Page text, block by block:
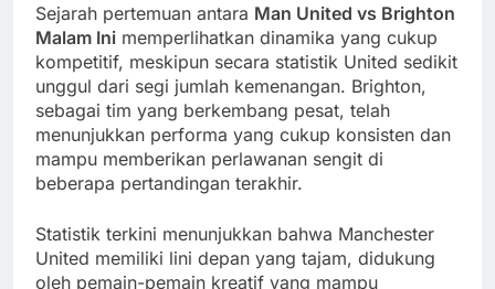
Sejarah pertemuan antara Man United vs Brighton
Malam Ini memperlihatkan dinamika yang cukup
kompetitif, meskipun secara statistik United sedikit
unggul dari segi jumlah kemenangan. Brighton,
sebagai tim yang berkembang pesat, telah
menunjukkan performa yang cukup konsisten dan
mampu memberikan perlawanan sengit di
beberapa pertandingan terakhir.
Statistik terkini menunjukkan bahwa Manchester
United memiliki lini depan yang tajam, didukung
oleh pemain-pemain kreatif yang mampu